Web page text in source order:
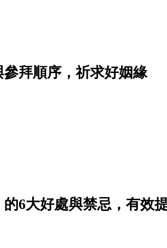
拜順序，祈求好姻緣
6大好處與禁忌，有效